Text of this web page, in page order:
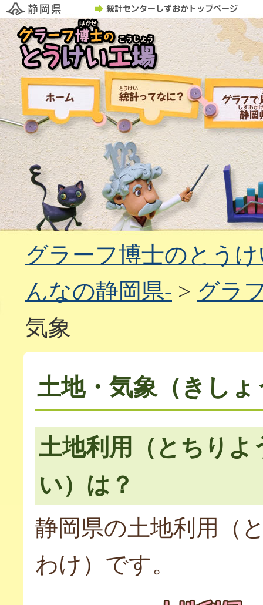
ホーム 統計ってなに？
グラフで見
岡県
グラーフ博士のとう
んなの静岡県- > グラ
気象
土地・気象（きしょ
土地利用（とちりよ
い）は？
静岡県の土地利用（
わけ）です。